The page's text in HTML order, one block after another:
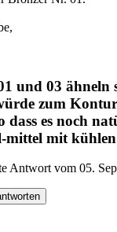
und 03 ähneln
zum
dass es noch
mittel mit
Antwort vom 05.